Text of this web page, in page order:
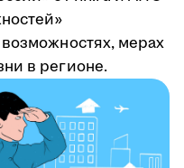
мерах
в регионе.